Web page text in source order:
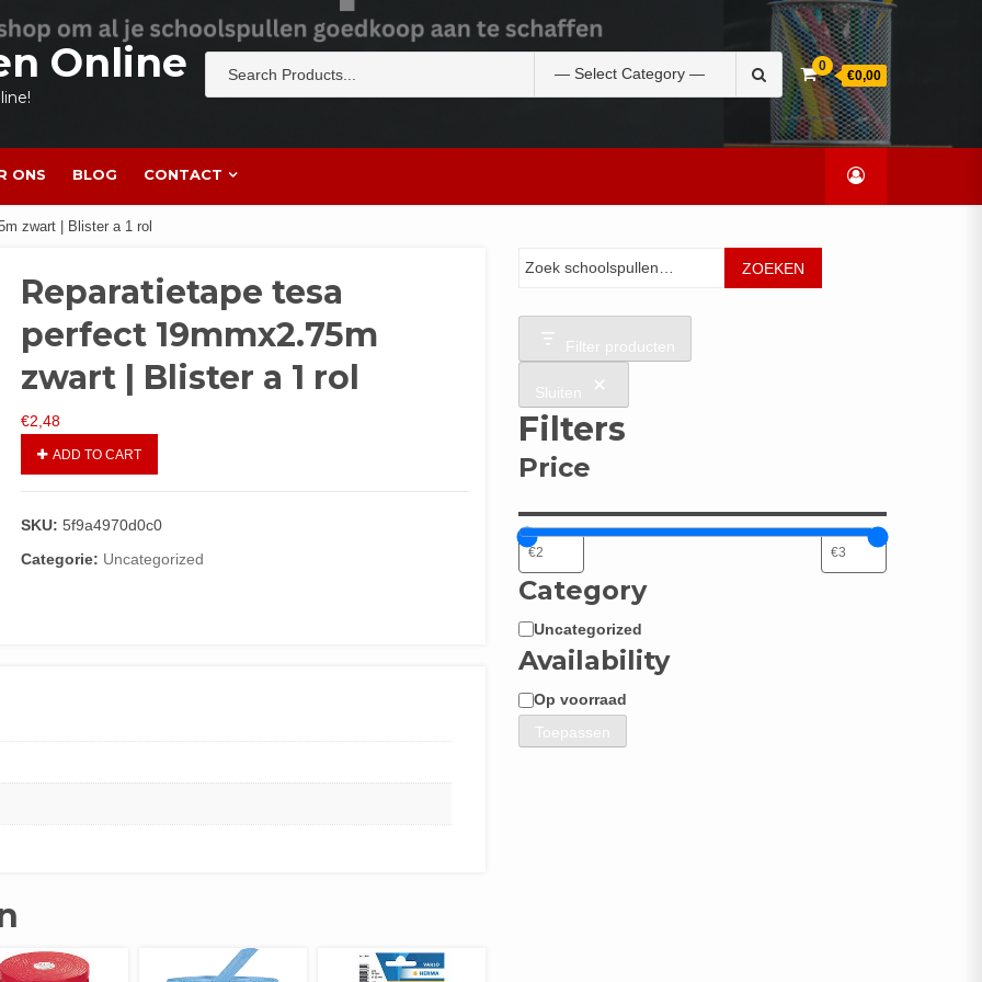
Online
naar:
0
€0,00
ONS BLOG CONTACT
zwart | Blister a 1 rol
Reparatietape tesa
perfect 19mmx2.75m
zwart | Blister a 1 rol
€2,48
ADD TO CART
SKU: 5f9a4970d0c0
Categorie: Uncategorized
ZOEKEN
Filter producten
Sluiten
Filters
Price
Category
Categorie
Uncategorized
Availability
Beschikbaarheid
Op voorraad
Toepassen